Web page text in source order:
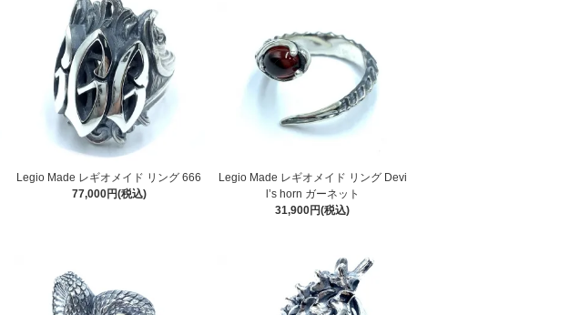
Legio Made レギオメイド リング 666
77,000円(税込)
Legio Made レギオメイド リング Devi
l’s horn ガーネット
31,900円(税込)